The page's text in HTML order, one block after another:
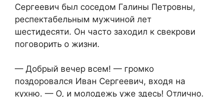
Сергеевич был соседом Галины Петровны,
респектабельным мужчиной лет
шестидесяти. Он часто заходил к свекрови
поговорить о жизни.
— Добрый вечер всем! — громко
поздоровался Иван Сергеевич, входя на
кухню. — О, и молодежь уже здесь! Отлично.